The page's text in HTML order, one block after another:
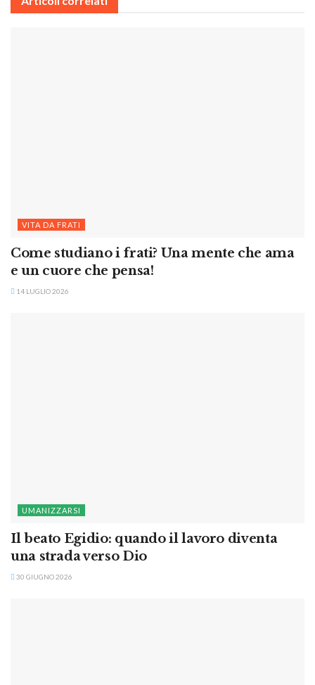
VITA DA FRATI
Come studiano i frati? Una mente che ama
e un cuore che pensa!
14 LUGLIO 2026
UMANIZZARSI
Il beato Egidio: quando il lavoro diventa
una strada verso Dio
30 GIUGNO 2026